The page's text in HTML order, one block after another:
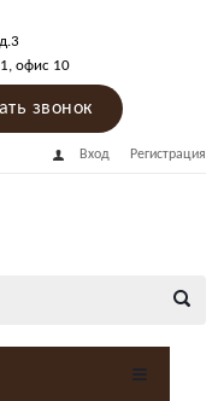
, офис 10
звонок
Вход Регистрация